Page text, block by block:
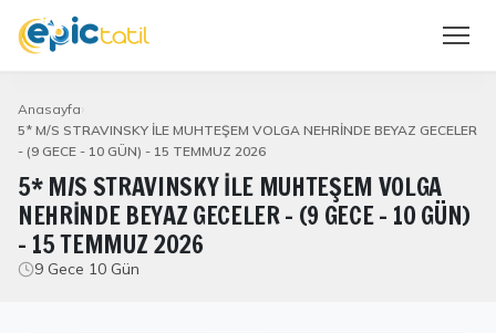
Anasayfa
5* M/S STRAVINSKY İLE MUHTEŞEM VOLGA NEHRİNDE BEYAZ GECELER
- (9 GECE - 10 GÜN) - 15 TEMMUZ 2026
5* M/S STRAVINSKY İLE MUHTEŞEM VOLGA
NEHRİNDE BEYAZ GECELER - (9 GECE - 10 GÜN)
- 15 TEMMUZ 2026
9 Gece 10 Gün